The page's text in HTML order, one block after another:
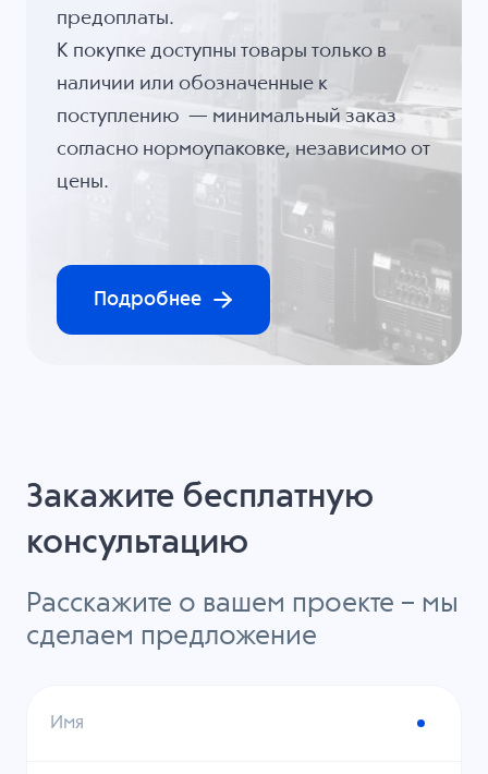
предоплаты.
К покупке доступны товары только в
наличии или обозначенные к
поступлению — минимальный заказ
согласно нормоупаковке, независимо от
цены.
Подробнее
Закажите бесплатную
консультацию
Расскажите о вашем проекте – мы
сделаем предложение
Имя